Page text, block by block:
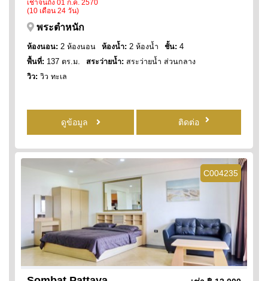
เช่าจนถึง 01 ก.ค. 2570
(10 เดือน 24 วัน)
พระตำหนัก
ห้องนอน: 2 ห้องนอน ห้องน้ำ: 2 ห้องน้ำ ชั้น: 4
พื้นที่: 137 ตร.ม. สระว่ายน้ำ: สระว่ายน้ำ ส่วนกลาง
วิว: วิว ทะเล
ดูข้อมูล ติดต่อ
C004235